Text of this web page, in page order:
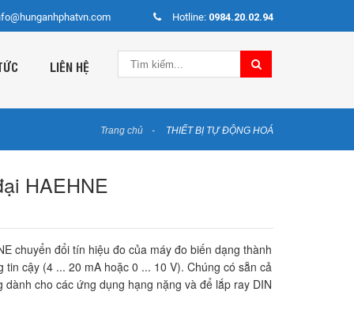
Hotline: 0984.20.02.94
LIÊN HỆ
Trang chủ THIẾT BỊ TỰ ĐỘNG HOÁ
HAEHNE
chuyển đổi tín hiệu đo của máy đo biến dạng thành
cậy (4 ... 20 mA hoặc 0 ... 10 V). Chúng có sẵn cả
dành cho các ứng dụng hạng nặng và để lắp ray DIN